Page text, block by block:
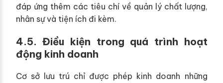
đáp ứng thêm các tiêu chí về quản lý chất lượng,
nhân sự và tiện ích đi kèm.
4.5. Điều kiện trong quá trình hoạt
động kinh doanh
Cơ sở lưu trú chỉ được phép kinh doanh những